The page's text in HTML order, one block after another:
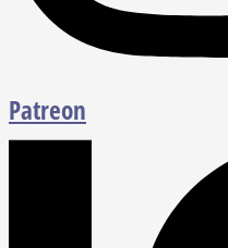
Patreon